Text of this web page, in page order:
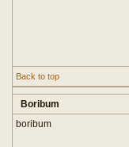
Back to top
Boribum
boribum